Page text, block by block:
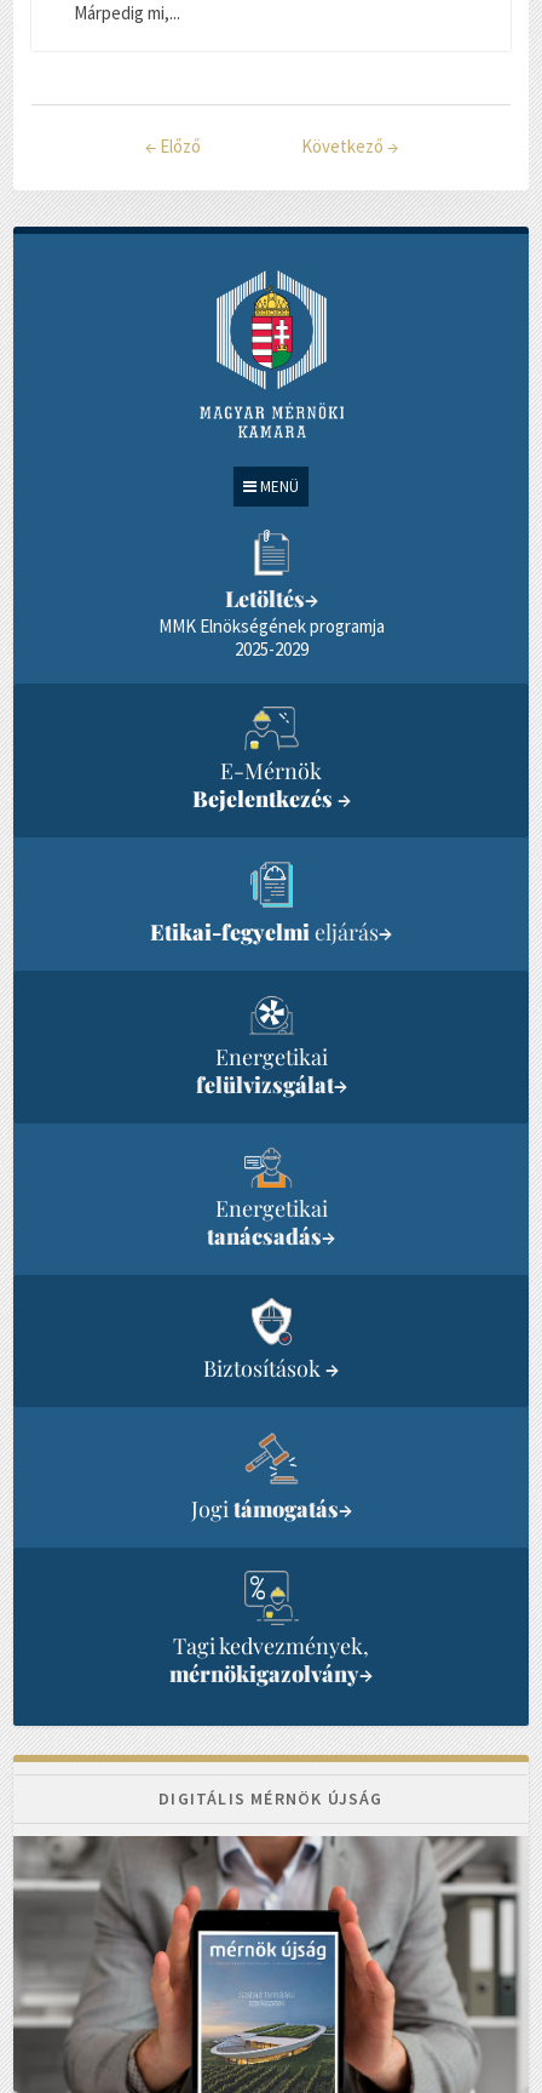
MENÜ
Letöltés→
MMK Elnökségének programja
2025-2029
E-Mérnök
Bejelentkezés →
Etikai-fegyelmi eljárás→
Energetikai
felülvizsgálat→
Energetikai
tanácsadás→
Biztosítások→
Jogi támogatás→
Tagi kedvezmények,
mérnökigazolvány→
Márpedig mi,...
← Előző Következő →
DIGITÁLIS MÉRNÖK ÚJSÁG